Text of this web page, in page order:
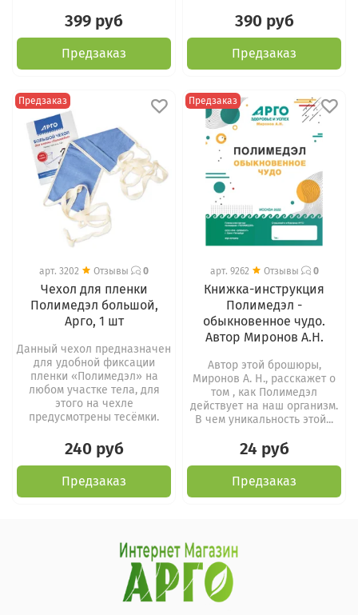
399 руб
Предзаказ
390 руб
Предзаказ
Предзаказ
арт. 3202 Отзывы 0
Чехол для пленки
Полимедэл большой,
Арго, 1 шт
Данный чехол предназначен
для удобной фиксации
пленки «Полимедэл» на
любом участке тела, для
этого на чехле
предусмотрены тесёмки.
240 руб
Предзаказ
Предзаказ
арт. 9262 Отзывы 0
Книжка-инструкция
Полимедэл -
обыкновенное чудо.
Автор Миронов А.Н.
Автор этой брошюры,
Миронов А. Н., расскажет о
том , как Полимедэл
действует на наш организм.
В чем уникальность этой...
24 руб
Предзаказ